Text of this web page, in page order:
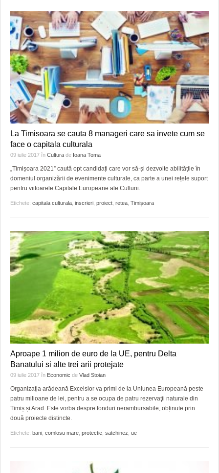
La Timisoara se cauta 8 manageri care sa invete cum se
face o capitala culturala
09 iulie 2017 în Cultura de Ioana Toma
„Timișoara 2021” caută opt candidați care vor să-și dezvolte abilitățile în
domeniul organizării de evenimente culturale, ca parte a unei rețele suport
pentru viitoarele Capitale Europeane ale Culturii.
Etichete: capitala culturala, inscrieri, proiect, retea, Timişoara
Aproape 1 milion de euro de la UE, pentru Delta
Banatului si alte trei arii protejate
09 iulie 2017 în Economic de Vlad Stoian
Organizaţia arădeană Excelsior va primi de la Uniunea Europeană peste
patru milioane de lei, pentru a se ocupa de patru rezervaţii naturale din
Timiș și Arad. Este vorba despre fonduri nerambursabile, obținute prin
două proiecte distincte.
Etichete: bani comlosu mare protectie satchinez ue